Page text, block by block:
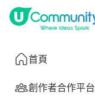
首頁
創作者合作平台